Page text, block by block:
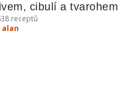
cibulí a tvarohem
receptů
alan